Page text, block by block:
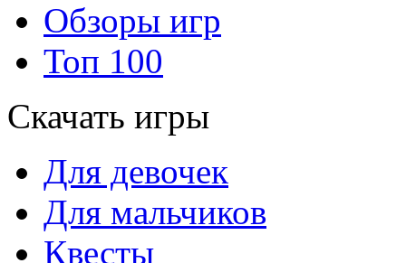
Обзоры игр
Топ 100
Скачать игры
Для девочек
Для мальчиков
Квесты